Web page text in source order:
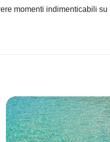
momenti indimenticabili su